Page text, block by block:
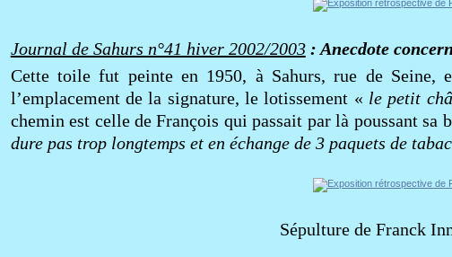
Journal de Sahurs n°41 hiver 2002/2003: Anecdote
Cette toile fut peinte en 1950, à Sahurs, rue de
l’emplacement de la signature, le lotissement « le petit
chemin est celle de François qui passait par là poussant
dure pas trop longtemps et en échange de 3 paquets de tabac
Sépulture de Franck